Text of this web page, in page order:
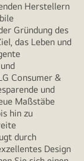
Herstellern
Gründung des
das Leben und
Consumer &
und
Maßstäbe
hin zu
durch
Design